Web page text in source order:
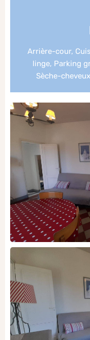
Arrière-cour,
linge, Parking
Sèche-